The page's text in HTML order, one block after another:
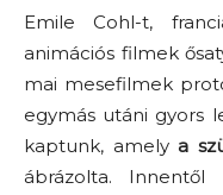
Emile Cohl-t,
animációs filmek
mai mesefilmek
egymás utáni gyors
kaptunk, amely a
ábrázolta.